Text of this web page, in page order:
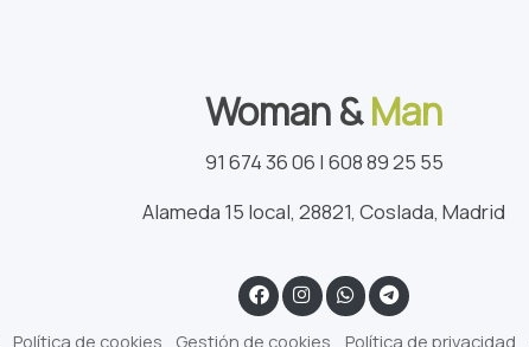
Woman &Man
91 674 36 06 | 608 89 25 55
Alameda 15 local, 28821, Coslada, Madrid
Política de cookies Gestión de cookies Política de privacidad